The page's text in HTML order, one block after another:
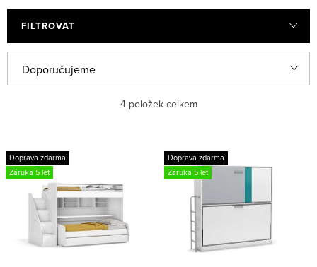
FILTROVAT
a
n
í
Doporučujeme
Nejprodávanější
Abecedně
4položek celkem
V
ý
Doprava zdarma
Záruka 5 let
Doprava zdarma
Záruka 5 let